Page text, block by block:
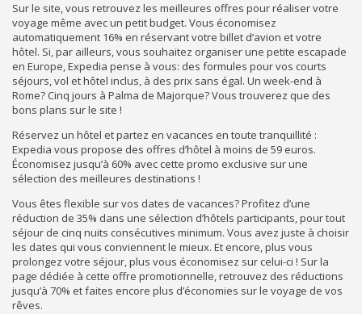
Sur le site, vous retrouvez les meilleures offres pour réaliser votre
voyage même avec un petit budget. Vous économisez
automatiquement 16% en réservant votre billet d’avion et votre
hôtel. Si, par ailleurs, vous souhaitez organiser une petite escapade
en Europe, Expedia pense à vous: des formules pour vos courts
séjours, vol et hôtel inclus, à des prix sans égal. Un week-end à
Rome? Cinq jours à Palma de Majorque? Vous trouverez que des
bons plans sur le site !
Réservez un hôtel et partez en vacances en toute tranquillité :
Expedia vous propose des offres d’hôtel à moins de 59 euros.
Économisez jusqu’à 60% avec cette promo exclusive sur une
sélection des meilleures destinations !
Vous êtes flexible sur vos dates de vacances? Profitez d’une
réduction de 35% dans une sélection d’hôtels participants, pour tout
séjour de cinq nuits consécutives minimum. Vous avez juste à choisir
les dates qui vous conviennent le mieux. Et encore, plus vous
prolongez votre séjour, plus vous économisez sur celui-ci ! Sur la
page dédiée à cette offre promotionnelle, retrouvez des réductions
jusqu’à 70% et faites encore plus d’économies sur le voyage de vos
rêves.